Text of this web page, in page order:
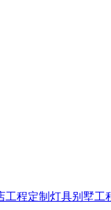
工程定制灯具别墅工